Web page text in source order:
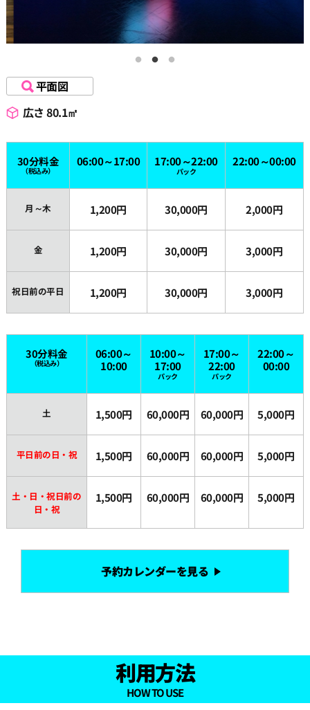
16:30
17:00
18:00
18:30
19:00
19:30
21:30
22:00
平面図
広さ 80.1㎡
30分料金
（税込み）
06:00～17:00 17:00～22:00
パック
22:00～00:00
月～木 1,200円 30,000円 2,000円
金 1,200円 30,000円 3,000円
祝日前の平日 1,200円 30,000円 3,000円
30分料金
（税込み）
06:00～
10:00
10:00～
17:00
パック
17:00～
22:00
パック
22:00～
00:00
土 1,500円 60,000円 60,000円 5,000円
平日前の日・祝 1,500円 60,000円 60,000円 5,000円
土・日・祝日前の
日・祝
1,500円 60,000円 60,000円 5,000円
予約カレンダーを見る
利用方法
HOW TO USE